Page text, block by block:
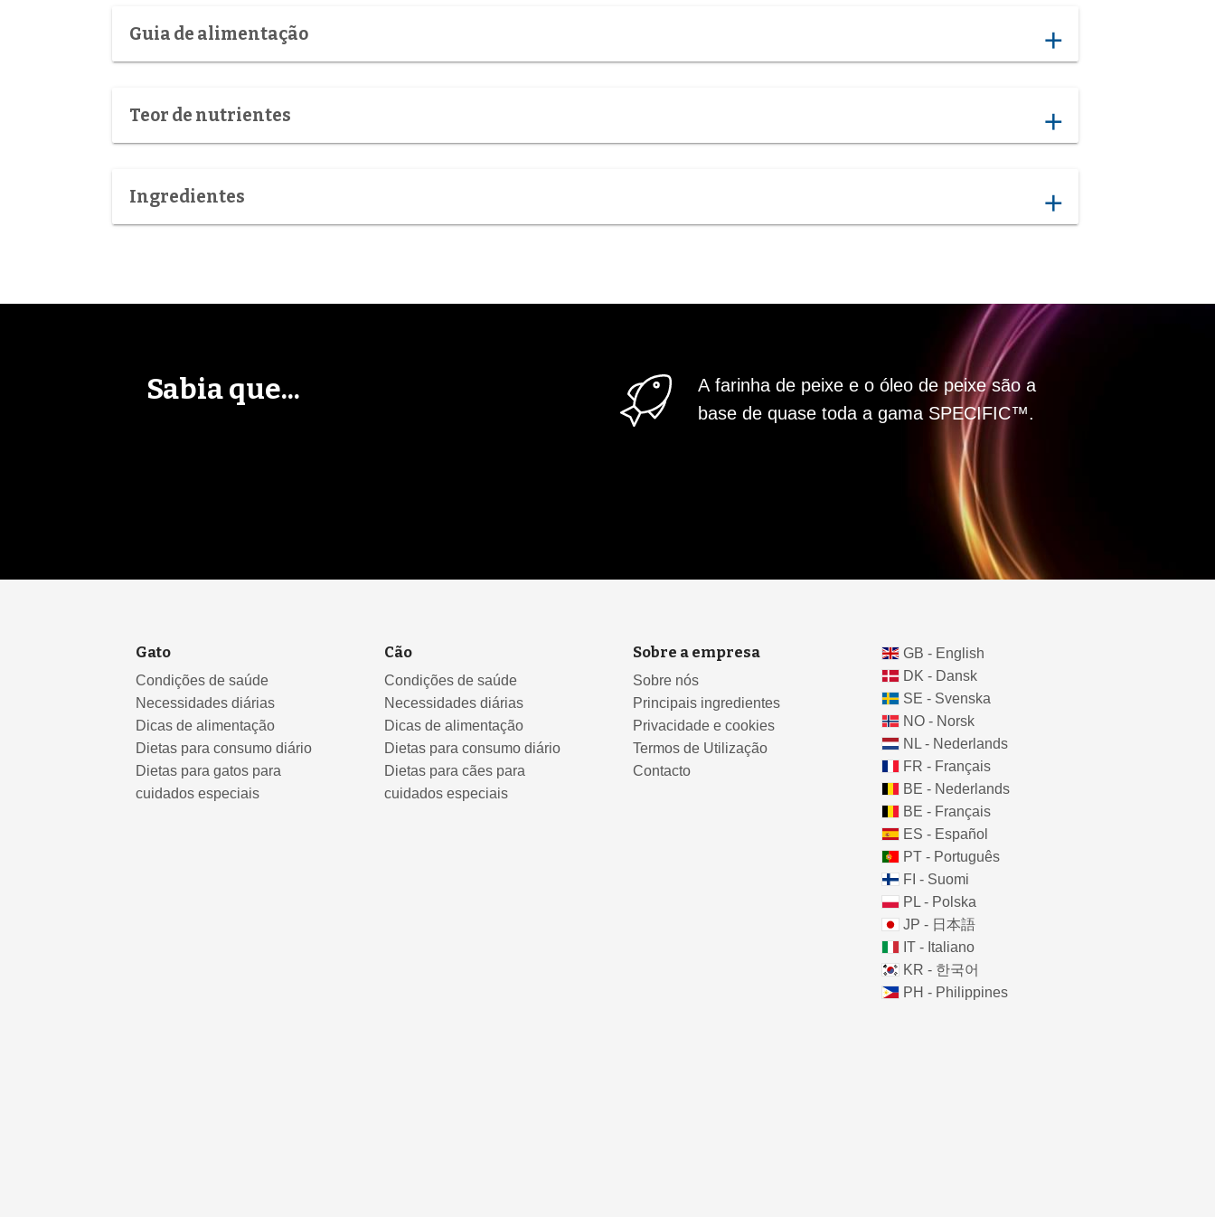
Guia de alimentação add
Teor de nutrientes add
Ingredientes add
Sabia que...
A farinha de peixe e o óleo de peixe são a
base de quase toda a gama SPECIFIC™.
Gato
Condições de saúde
Necessidades diárias
Dicas de alimentação
Dietas para consumo diário
Dietas para gatos para
cuidados especiais
Cão
Condições de saúde
Necessidades diárias
Dicas de alimentação
Dietas para consumo diário
Dietas para cães para
cuidados especiais
Sobre a empresa
Sobre nós
Principais ingredientes
Privacidade e cookies
Termos de Utilização
Contacto
GB - English
DK - Dansk
SE - Svenska
NO - Norsk
NL - Nederlands
FR - Français
BE - Nederlands
BE - Français
ES - Español
PT - Português
FI - Suomi
PL - Polska
JP - 日本語
IT - Italiano
KR - 한국어
PH - Philippines